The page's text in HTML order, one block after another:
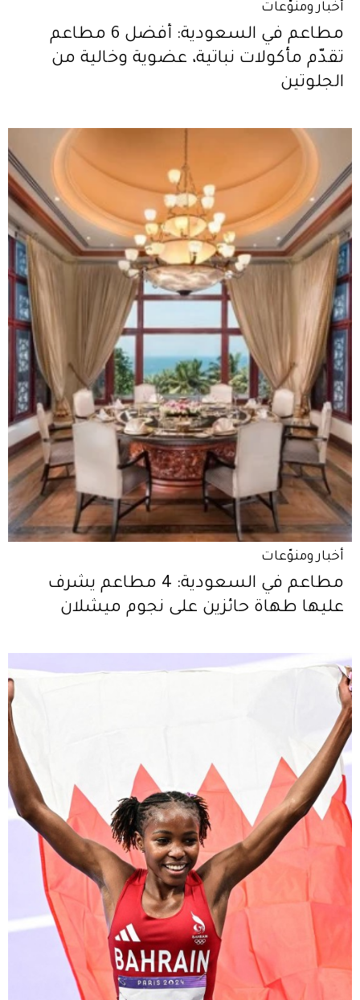
أخبار ومنوّعات
مطاعم في السعودية: أفضل 6 مطاعم
تقدّم مأكولات نباتية، عضوية وخالية من
الجلوتين
أخبار ومنوّعات
مطاعم في السعودية: 4 مطاعم يشرف
عليها طهاة حائزين على نجوم ميشلان